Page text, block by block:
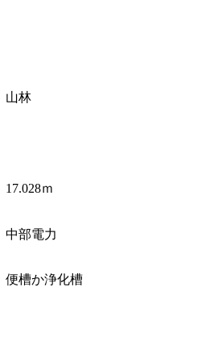
山林
17.028ｍ
中部電力
便槽か浄化槽